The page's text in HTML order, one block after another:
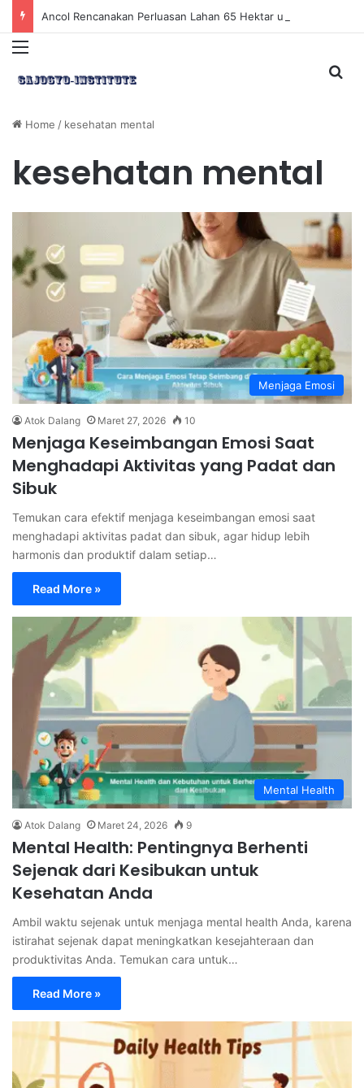
Menu
Home / kesehatan mental
kesehatan mental
Menjaga Emosi
Atok Dalang Maret 27, 2026 10
Menjaga Keseimbangan Emosi Saat
Menghadapi Aktivitas yang Padat dan
Sibuk
Temukan cara efektif menjaga keseimbangan emosi saat
menghadapi aktivitas padat dan sibuk, agar hidup lebih
harmonis dan produktif dalam setiap…
Read More »
Mental Health
Atok Dalang Maret 24, 2026 9
Mental Health: Pentingnya Berhenti
Sejenak dari Kesibukan untuk
Kesehatan Anda
Ambil waktu sejenak untuk menjaga mental health Anda, karena
istirahat sejenak dapat meningkatkan kesejahteraan dan
produktivitas Anda. Temukan cara untuk…
Read More »